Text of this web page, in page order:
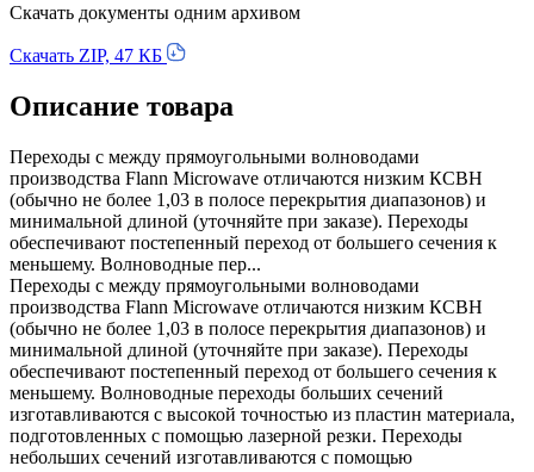
Скачать документы одним архивом
Скачать ZIP, 47 КБ
Описание товара
Переходы с между прямоугольными волноводами
производства Flann Microwave отличаются низким КСВН
(обычно не более 1,03 в полосе перекрытия диапазонов) и
минимальной длиной (уточняйте при заказе). Переходы
обеспечивают постепенный переход от большего сечения к
меньшему. Волноводные пер...
Переходы с между прямоугольными волноводами
производства Flann Microwave отличаются низким КСВН
(обычно не более 1,03 в полосе перекрытия диапазонов) и
минимальной длиной (уточняйте при заказе). Переходы
обеспечивают постепенный переход от большего сечения к
меньшему. Волноводные переходы больших сечений
изготавливаются с высокой точностью из пластин материала,
подготовленных с помощью лазерной резки. Переходы
небольших сечений изготавливаются с помощью